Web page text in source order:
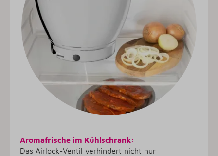
Aromafrische im Kühlschrank:
Das Airlock-Ventil verhindert nicht nur